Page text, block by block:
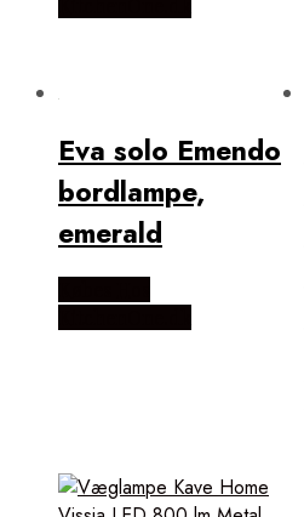
Eva solo Emendo
bordlampe,
emerald